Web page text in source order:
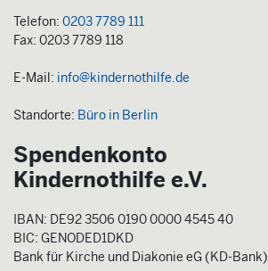
Telefon: 0203 7789 111
Fax: 0203 7789 118
E-Mail: info@kindernothilfe.de
Standorte: Büro in Berlin
Spendenkonto
Kindernothilfe e.V.
IBAN: DE92 3506 0190 0000 4545 40
BIC: GENODED1DKD
Bank für Kirche und Diakonie eG (KD-Bank)